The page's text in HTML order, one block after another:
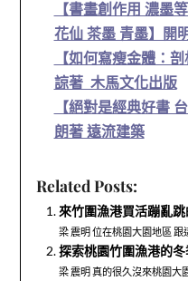
【書畫創作用 濃墨
花仙 茶墨 青墨】開
【如何寫瘦金體：
諒著 木馬文化出版
【絕對是經典好書
朗著 遠流建築
Related Posts:
來竹圍漁港買活蹦亂
梁 震明 位在桃園大園地區 跟
探索桃園竹圍漁港的
梁 震明 真的很久沒來桃園大